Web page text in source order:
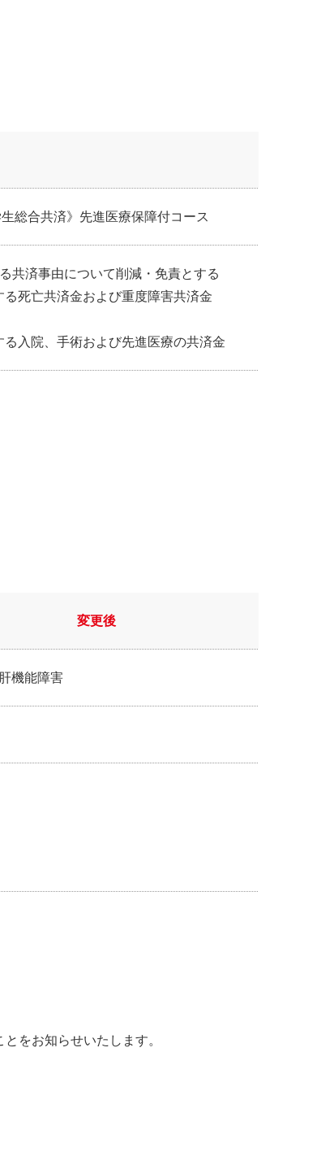
総合共済》先進医療保障付コース
共済事由について削減・免責とする
る死亡共済金および重度障害共済金
る入院、手術および先進医療の共済金
変更後
機能障害
をお知らせいたします。